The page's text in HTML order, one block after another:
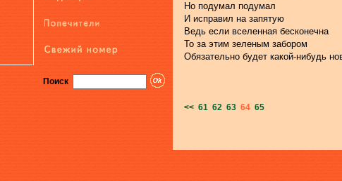
Поиск
Но подумал подумал
И исправил на запятую
Ведь если вселенная бесконечна
То за этим зеленым забором
Обязательно будет какой-нибудь
<< 61 62 63 64 65